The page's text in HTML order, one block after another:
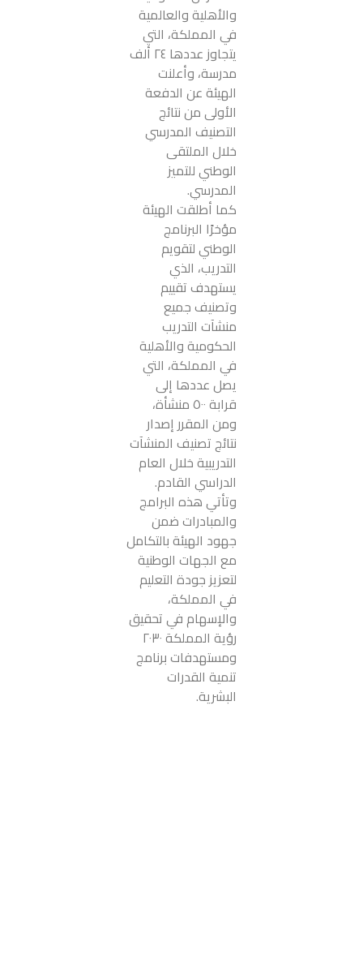
والأهلية والعالمية
في المملكة، التي
يتجاوز عددها ٢٤ ألف
مدرسة، وأعلنت
الهيئة عن الدفعة
الأولى من نتائج
التصنيف المدرسي
خلال الملتقى
الوطني للتميز
المدرسي.
كما أطلقت الهيئة
مؤخرًا البرنامج
الوطني لتقويم
التدريب، الذي
يستهدف تقييم
وتصنيف جميع
منشآت التدريب
الحكومية والأهلية
في المملكة، التي
يصل عددها إلى
قرابة ٥٠٠ منشأة،
ومن المقرر إصدار
نتائج تصنيف المنشآت
التدريبية خلال العام
الدراسي القادم.
وتأتي هذه البرامج
والمبادرات ضمن
جهود الهيئة بالتكامل
مع الجهات الوطنية
لتعزيز جودة التعليم
في المملكة،
والإسهام في تحقيق
رؤية المملكة ٢٠٣٠
ومستهدفات برنامج
تنمية القدرات
البشرية.